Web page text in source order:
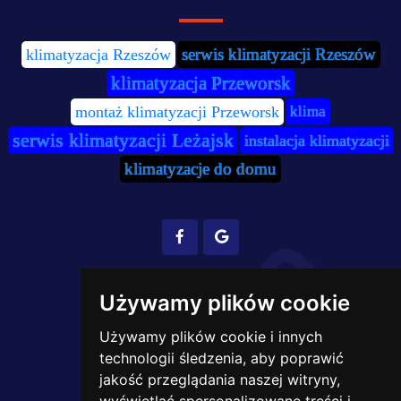
Używamy plików cookie
Używamy plików cookie i innych
technologii śledzenia, aby poprawić
jakość przeglądania naszej witryny,
klimatyzacja Rzeszów serwis klimatyzacji Rzeszów
klimatyzacja Przeworsk
montaż klimatyzacji Przeworsk klima
serwis klimatyzacji Leżajsk instalacja klimatyzacji
klimatyzacje do domu
Obszar działania
Klimatyzacja Jarosław
Klimatyzacja Leżajsk